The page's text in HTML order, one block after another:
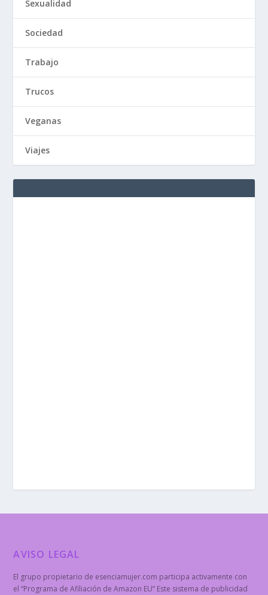
Sexualidad
Sociedad
Trabajo
Trucos
Veganas
Viajes
AVISO LEGAL
El grupo propietario de esenciamujer.com participa activamente con
el “Programa de Afiliación de Amazon EU” Este sistema de publicidad